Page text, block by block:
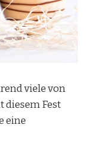
viele von
diesem Fest
eine